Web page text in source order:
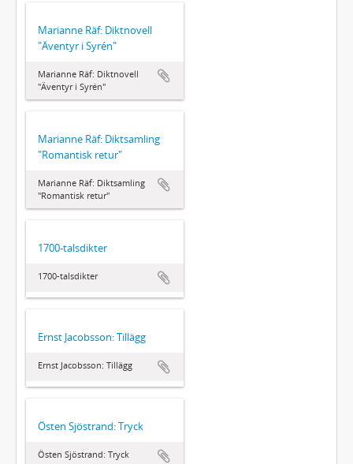
Marianne Räf: Diktnovell
"Äventyr i Syrén"
Marianne Räf: Diktnovell
"Äventyr i Syrén"
Marianne Räf: Diktsamling
"Romantisk retur"
Marianne Räf: Diktsamling
"Romantisk retur"
1700-talsdikter
1700-talsdikter
Ernst Jacobsson: Tillägg
Ernst Jacobsson: Tillägg
Östen Sjöstrand: Tryck
Östen Sjöstrand: Tryck